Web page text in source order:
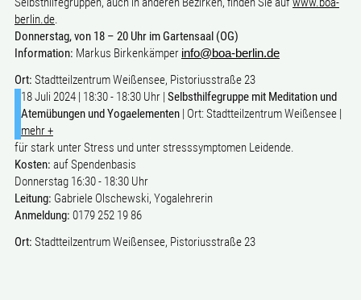
berlin.de.
Donnerstag, von 18 – 20 Uhr im Gartensaal (OG)
Information: Markus Birkenkämper info@boa-berlin.de
Ort: Stadtteilzentrum Weißensee, Pistoriusstraße 23
18 Juli 2024 | 18:30 - 18:30 Uhr | Selbsthilfegruppe mit Meditation und
Atemübungen und Yogaelementen | Ort: Stadtteilzentrum Weißensee |
mehr +
für stark unter Stress und unter stresssymptomen Leidende.
Kosten: auf Spendenbasis
Donnerstag 16:30 - 18:30 Uhr
Leitung: Gabriele Olschewski, Yogalehrerin
Anmeldung: 0179 252 19 86
Ort: Stadtteilzentrum Weißensee, Pistoriusstraße 23